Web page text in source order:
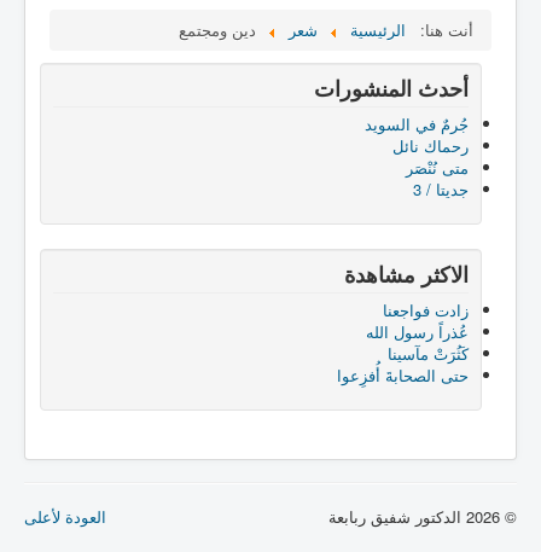
أنت هنا: الرئيسية شعر دين ومجتمع
أحدث المنشورات
جُرمٌ في السويد
رحماك نائل
متى نُنْصَر
جديتا / 3
الاكثر مشاهدة
زادت فواجعنا
عُذراً رسول الله
كَثُرَتْ مآسينا
حتى الصحابةَ أُفزِعوا
العودة لأعلى © 2026 الدكتور شفيق ربابعة